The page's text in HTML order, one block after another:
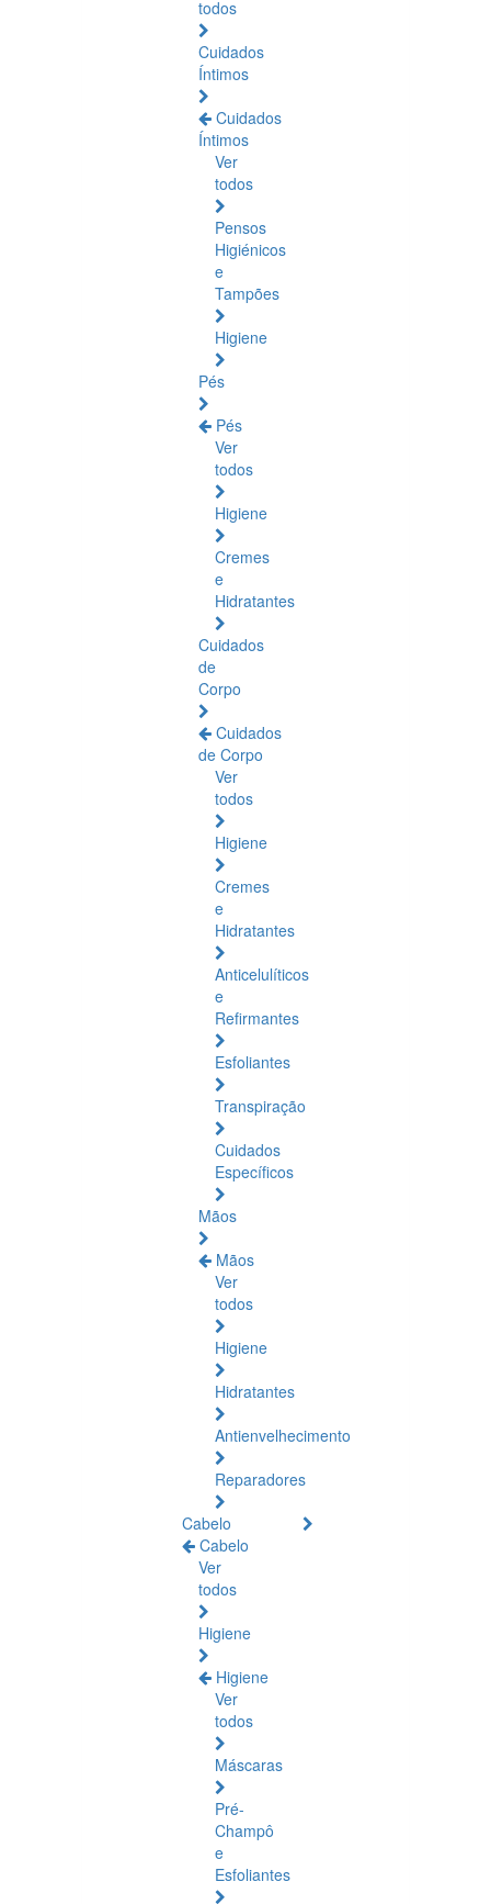
todos
Cuidados
Íntimos
Cuidados
Íntimos
Ver
todos
Pensos
Higiénicos
e
Tampões
Higiene
Pés
Pés
Ver
todos
Higiene
Cremes
e
Hidratantes
Cuidados
de
Corpo
Cuidados
de Corpo
Ver
todos
Higiene
Cremes
e
Hidratantes
Anticelulíticos
e
Refirmantes
Esfoliantes
Transpiração
Cuidados
Específicos
Mãos
Mãos
Ver
todos
Higiene
Hidratantes
Antienvelhecimento
Reparadores
Cabelo
Cabelo
Ver
todos
Higiene
Higiene
Ver
todos
Máscaras
Pré-
Champô
e
Esfoliantes